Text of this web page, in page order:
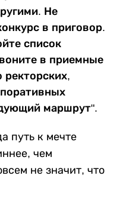
Не
в приговор.
список
в приемные
ректорских,
маршрут".
путь к мечте
чем
не значит, что